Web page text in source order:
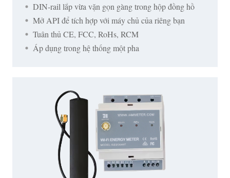
DIN-rail lắp vừa vặn gọn gàng trong hộp đồng hồ
Mở API để tích hợp với máy chủ của riêng bạn
Tuân thủ CE, FCC, RoHs, RCM
Áp dụng trong hệ thống một pha